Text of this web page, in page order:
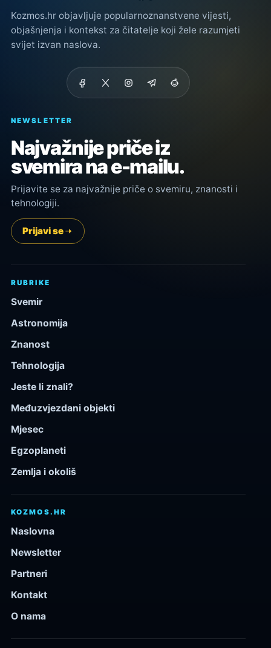
Kozmos.hr objavljuje popularnoznanstvene vijesti,
objašnjenja i kontekst za čitatelje koji žele razumjeti
svijet izvan naslova.
NEWSLETTER
Najvažnije priče iz
svemira na e-mailu.
Prijavite se za najvažnije priče o svemiru, znanosti i
tehnologiji.
Prijavi se
RUBRIKE
Svemir
Astronomija
Znanost
Tehnologija
Jeste li znali?
Međuzvjezdani objekti
Mjesec
Egzoplaneti
Zemlja i okoliš
KOZMOS.HR
Naslovna
Newsletter
Partneri
Kontakt
O nama